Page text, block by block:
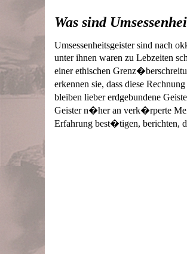
Was sind
Umsessenheitsgeister sind nach
unter ihnen waren zu Lebzeiten
einer ethischen
erkennen sie, dass diese
bleiben lieber erdgebundene
Geister n�her an verk�rperte
Erfahrung best�tigen, berichten,